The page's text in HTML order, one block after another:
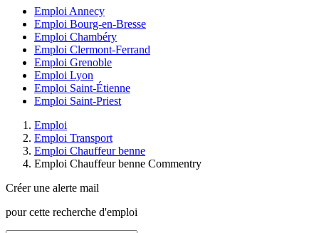
Emploi Annecy
Emploi Bourg-en-Bresse
Emploi Chambéry
Emploi Clermont-Ferrand
Emploi Grenoble
Emploi Lyon
Emploi Saint-Étienne
Emploi Saint-Priest
Emploi
Emploi Transport
Emploi Chauffeur benne
Emploi Chauffeur benne Commentry
Créer une alerte mail
pour cette recherche d'emploi